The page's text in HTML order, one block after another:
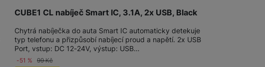
CUBE1 CL nabíječ Smart IC, 3.1A, 2x USB, Black
Chytrá nabíječka do auta Smart IC automaticky detekuje
typ telefonu a přizpůsobí nabíjecí proud a napětí. 2x USB
Port, vstup: DC 12-24V, výstup: USB…
-51 % 99Kč